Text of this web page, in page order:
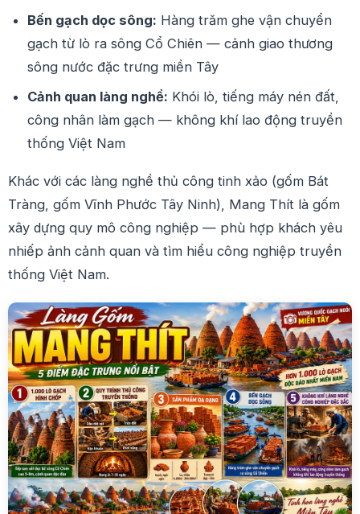
Bến gạch dọc sông: Hàng trăm ghe vận chuyển
gạch từ lò ra sông Cổ Chiên — cảnh giao thương
sông nước đặc trưng miền Tây
Cảnh quan làng nghề: Khói lò, tiếng máy nén đất,
công nhân làm gạch — không khí lao động truyền
thống Việt Nam
Khác với các làng nghề thủ công tinh xảo (gốm Bát
Tràng, gốm Vĩnh Phước Tây Ninh), Mang Thít là gốm
xây dựng quy mô công nghiệp — phù hợp khách yêu
nhiếp ảnh cảnh quan và tìm hiểu công nghiệp truyền
thống Việt Nam.